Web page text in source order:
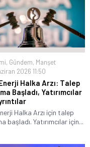
, Gündem, Manşet
2026 11:50
Halka Arzı: Talep
Başladı, Yatırımcılar
Halka Arzı için talep
başladı. Yatırımcılar için...